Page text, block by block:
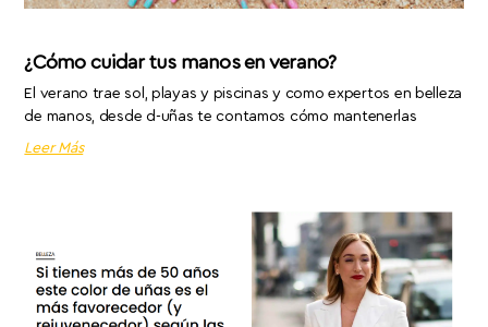
¿Cómo cuidar tus manos en verano?
El verano trae sol, playas y piscinas y como expertos en belleza
de manos, desde d-uñas te contamos cómo mantenerlas
Leer Más